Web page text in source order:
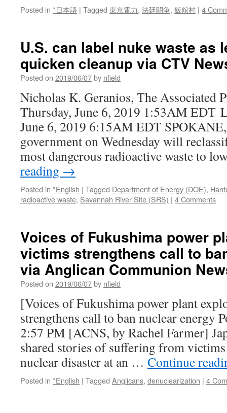
Posted in *日本語 | Tagged 東京電力, 法廷闘争, 飯舘村 | 4
U.S. can label nuke waste as
quicken cleanup via CTV
Posted on 2019/06/07by nfield
Nicholas K. Geranios, The Associated
Thursday, June 6, 2019 1:53AM EDT
June 6, 2019 6:15AM EDT
government on Wednesday will
most dangerous radioactive waste to
reading →
Posted in *English | Tagged Department of Energy (DOE),
radioactive waste, Savannah River Site (SRS) | 4 Comments
Voices of Fukushima power
victims strengthens call to
via Anglican Communion
Posted on 2019/06/07by nfield
[Voices of Fukushima power plant
strengthens call to ban nuclear energy
2:57 PM [ACNS, by Rachel Farmer]
shared stories of suffering from
nuclear disaster at an … Continue
Posted in *English | Tagged Anglicans, denuclearization | 4